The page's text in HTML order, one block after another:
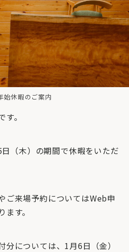
始休暇のご案内
。
（木）の期間で休暇をいただ
ご来場予約についてはWeb申
す。
分については、1月6日（金）